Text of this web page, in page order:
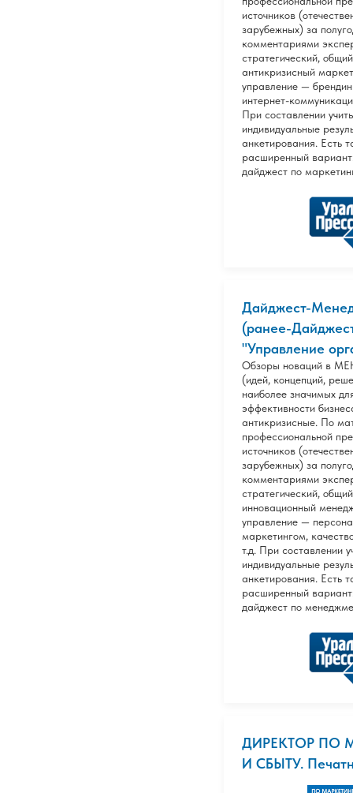
источников
зарубежных) за
комментариями
стратегический,
антикризисный
управление —
интернет-
При составлении
индивидуальные
анкетирования. Есть
расширенный
дайджест по
Дайджест-
(ранее-
"Управление
Обзоры новаций в
(идей, концепций,
наиболее значимых
эффективности
антикризисные. По
профессиональной
источников
зарубежных) за
комментариями
стратегический,
инновационный
управление —
маркетингом,
т.д. При составлении
индивидуальные
анкетирования. Есть
расширенный
дайджест по
ДИРЕКТОР ПО
И СБЫТУ.